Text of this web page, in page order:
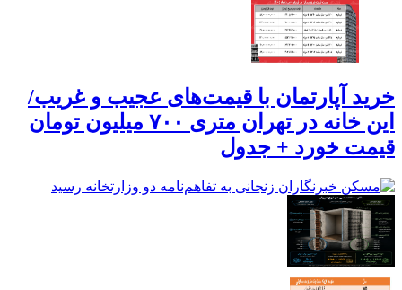
خرید آپارتمان با قیمت‌های عجیب و غریب/
این خانه در تهران متری ۷۰۰ میلیون تومان
قیمت خورد + جدول